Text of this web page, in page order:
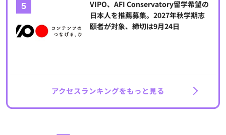
VIPO、AFI Conservatory留学希望の
日本人を推薦募集。2027年秋学期志
願者が対象、締切は9月24日
アクセスランキングをもっと見る